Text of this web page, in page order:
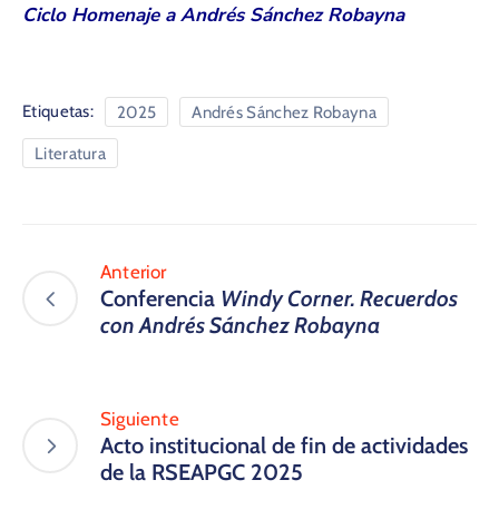
Ciclo Homenaje a Andrés Sánchez Robayna
Etiquetas: 2025 Andrés Sánchez Robayna
Literatura
Anterior
Conferencia Windy Corner. Recuerdos
con Andrés Sánchez Robayna
Siguiente
Acto institucional de fin de actividades
de la RSEAPGC 2025